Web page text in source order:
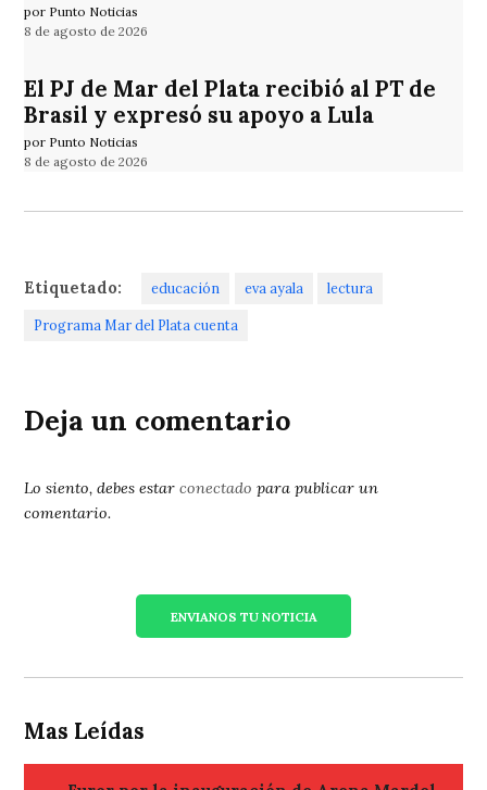
por Punto Noticias
8 de agosto de 2026
El PJ de Mar del Plata recibió al PT de
Brasil y expresó su apoyo a Lula
por Punto Noticias
8 de agosto de 2026
Etiquetado: educación eva ayala lectura
Programa Mar del Plata cuenta
Deja un comentario
Lo siento, debes estarconectado para publicar un
comentario.
ENVIANOS TU NOTICIA
Mas Leídas